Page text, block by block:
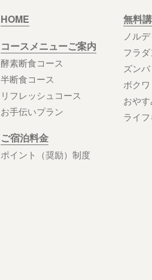
HOME
コースメニューご案内
酵素断食コース
半断食コース
リフレッシュコース
お手伝いプラン
ご宿泊料金
ポイント（奨励）制度
無料
ノル
フラダ
ズンバ
ボクワ
おや
ライ